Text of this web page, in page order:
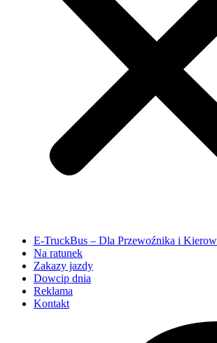
E-TruckBus – Dla Przewoźnika i
Na ratunek
Zakazy jazdy
Dowcip dnia
Reklama
Kontakt